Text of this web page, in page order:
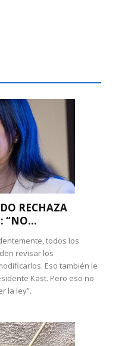
RECHAZA
“NO...
todos los
revisar los
Eso también le
Kast. Pero eso no
la ley”.